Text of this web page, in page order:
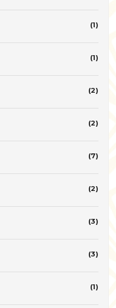
(1)
(1)
(2)
(2)
(7)
(2)
(3)
(3)
(1)